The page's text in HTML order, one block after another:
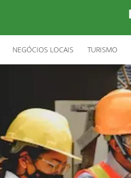
NEGÓCIOS LOCAIS TURISMO